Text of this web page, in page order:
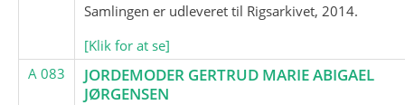
Samlingen er udleveret til Rigsarkivet, 2014.
[Klik for at se]
A 083
JORDEMODER GERTRUD MARIE ABIGAEL
JØRGENSEN